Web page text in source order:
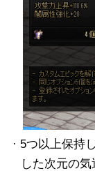
· 5つ以上保持
した次元の気